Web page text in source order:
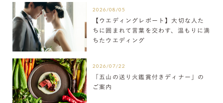
2026/08/05
【ウエディングレポート】大切な人た
ちに囲まれて言葉を交わす、温もりに満
ちたウエディング
2026/07/22
「五山の送り火鑑賞付きディナー」の
ご案内